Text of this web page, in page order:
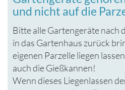
und nicht auf die
Bitte alle Gartengeräte nach
in das Gartenhaus zurück
eigenen Parzelle liegen
auch die Gießkannen!
Wenn dieses Liegenlassen